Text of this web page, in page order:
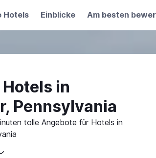
Hotels Einblicke Am besten
in
Pennsylvania
tolle Angebote für Hotels in